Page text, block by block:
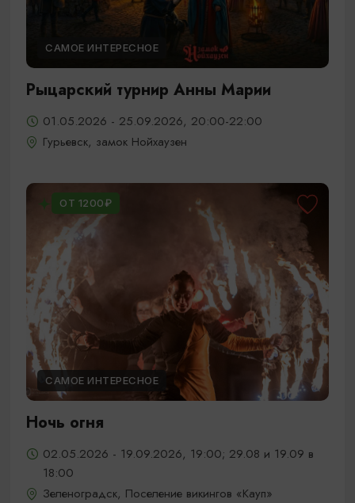
САМОЕ ИНТЕРЕСНОЕ
Рыцарский турнир Анны Марии
01.05.2026 - 25.09.2026, 20:00-22:00
Гурьевск, замок Нойхаузен
ОТ 1200₽
САМОЕ ИНТЕРЕСНОЕ
Ночь огня
02.05.2026 - 19.09.2026, 19:00; 29.08 и 19.09 в
18:00
Зеленоградск, Поселение викингов «Кауп»